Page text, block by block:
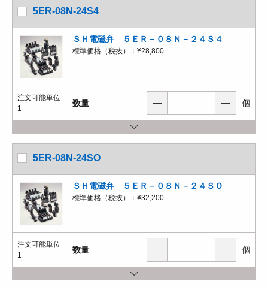
5ER-08N-24S4
ＳＨ電磁弁 ５ＥＲ－０８Ｎ－２４Ｓ４
標準価格（税抜）： ¥28,800
注文可能単位
1
数量 個
5ER-08N-24SO
ＳＨ電磁弁 ５ＥＲ－０８Ｎ－２４ＳＯ
標準価格（税抜）： ¥32,200
注文可能単位
1
数量 個